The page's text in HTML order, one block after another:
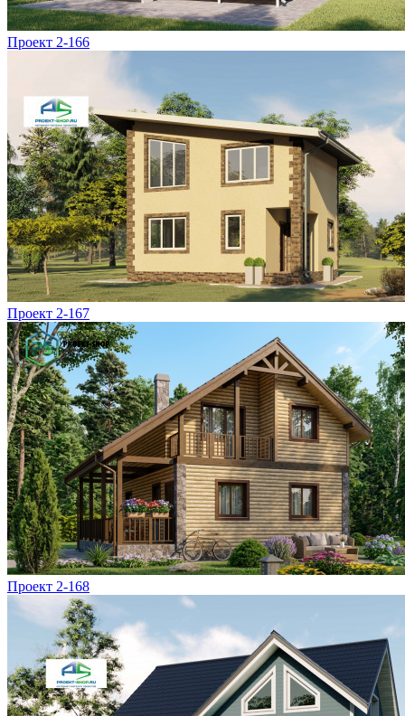
Проект 2-166
Проект 2-167
Проект 2-168